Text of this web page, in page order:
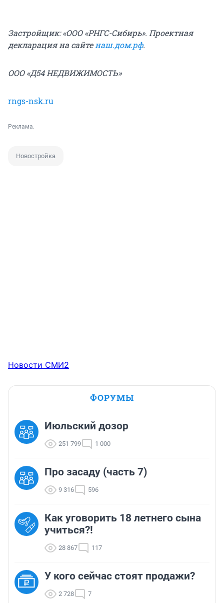
Застройщик: «ООО «РНГС-Сибирь». Проектная
декларация на сайте наш.дом.рф.
ООО «Д54 НЕДВИЖИМОСТЬ»
rngs-nsk.ru
Реклама.
Новостройка
Новости СМИ2
ФОРУМЫ
Июльский дозор
251 799 1 000
Про засаду (часть 7)
9 316 596
Как уговорить 18 летнего сына
учиться?!
28 867 117
У кого сейчас стоят продажи?
2 728 7